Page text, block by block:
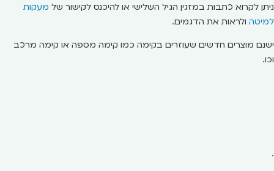
ניתן לקרוא כתבות במזגין הגיל השלישי או להיכנס לקישור של מעקות
למיטה ולראות את הדגמים.
ישנם מוצרים חדשים שעוזרים בקימה כמו קימה מספה או קימה מרכב
וכו.
.